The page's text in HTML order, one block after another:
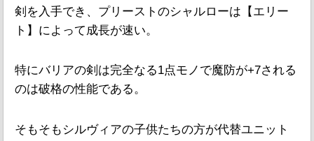
剣を入手でき、プリーストのシャルローは【エリー
ト】によって成長が速い。
特にバリアの剣は完全なる1点モノで魔防が+7される
のは破格の性能である。
そもそもシルヴィアの子供たちの方が代替ユニット